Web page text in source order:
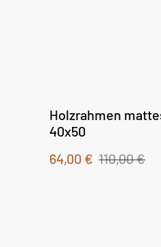
Holzrahmen
40x50
64,00 € 110,00 €